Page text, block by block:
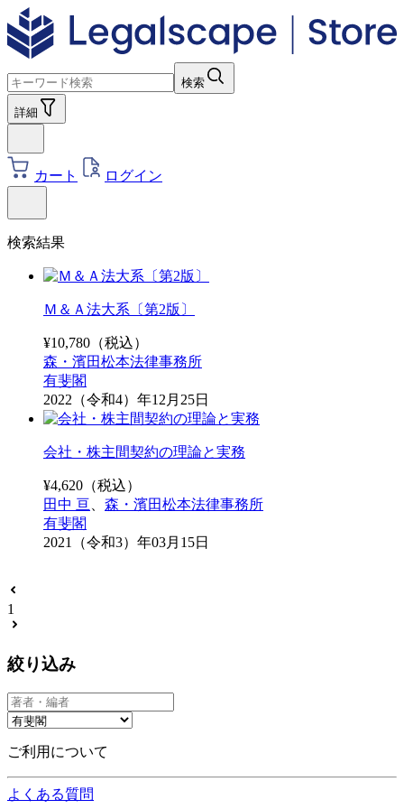
検索
詳細
カート ログイン
検索結果
Ｍ＆Ａ法大系〔第2版〕
¥10,780 （税込）
森・濱田松本法律事務所
有斐閣
2022（令和4）年12月25日
会社・株主間契約の理論と実務
¥4,620 （税込）
田中 亘
森・濱田松本法律事務所
有斐閣
2021（令和3）年03月15日
1
絞り込み
ご利用について
よくある質問